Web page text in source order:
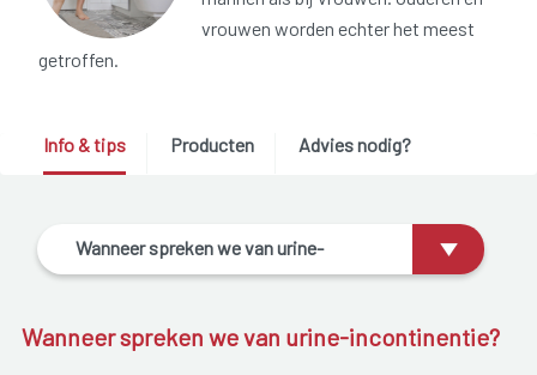
vrouwen worden echter het meest
getroffen.
Info & tips Producten Advies nodig?
Wanneer spreken we van urine-
Wanneer spreken we van urine-incontinentie?